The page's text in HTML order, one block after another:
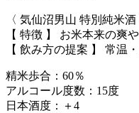
〈 気仙沼男山 特別純米酒
【 特徴 】 お米本来の爽
【 飲み方の提案 】 常温
精米歩合：60％
アルコール度数：15度
日本酒度：＋4